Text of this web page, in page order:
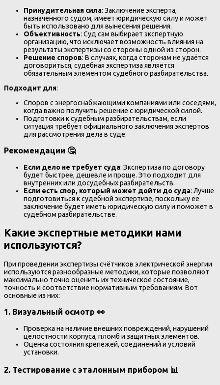
Принудительная сила: Заключение эксперта,
назначенного судом, имеет юридическую силу и может
быть использовано для вынесения решения.
Объективность: Суд сам выбирает экспертную
организацию, что исключает возможность влияния на
результаты экспертизы со стороны одной из сторон.
Решение споров: В случаях, когда сторонам не удаётся
договориться, судебная экспертиза является
обязательным элементом судебного разбирательства.
Подходит для:
Споров с энергоснабжающими компаниями или соседями,
когда важно получить решение с юридической силой.
Подготовки к судебным разбирательствам, если
ситуация требует официального заключения экспертов
для рассмотрения дела в суде.
Рекомендации 🤔
Если дело не требует суда: Экспертиза по договору
будет быстрее, дешевле и проще. Это подходит для
внутренних или досудебных разбирательств.
Если есть спор, который может дойти до суда: Лучше
подготовиться к судебной экспертизе, поскольку её
заключение будет иметь юридическую силу и поможет в
судебном разбирательстве.
Какие экспертные методики нами
используются?
При проведении экспертизы счётчиков электрической энергии
используются разнообразные методики, которые позволяют
максимально точно оценить их техническое состояние,
точность и соответствие нормативным требованиям. Вот
основные из них:
1. Визуальный осмотр 👀
Проверка на наличие внешних повреждений, нарушений
целостности корпуса, пломб и защитных элементов.
Оценка состояния крепежей, соединений и условий
установки.
2. Тестирование с эталонным прибором 📊